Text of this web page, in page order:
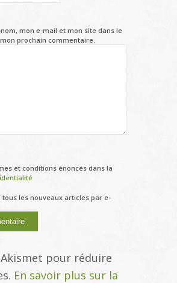
mon e-mail et mon site dans le
prochain commentaire.
et conditions énoncés dans la
tous les nouveaux articles par e-
pour réduire
En savoir plus sur la